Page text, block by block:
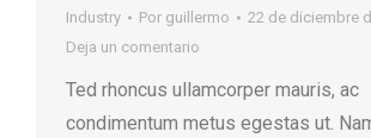
Industry Por guillermo
22 de diciembre
Deja un comentario
Ted rhoncus ullamcorper mauris, ac
condimentum metus egestas ut.